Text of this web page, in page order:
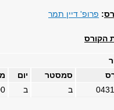
: פרופ' דיין תמר
הקורס
סמסטר יום
ב ב